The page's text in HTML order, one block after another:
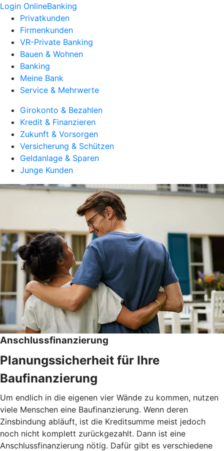
Login OnlineBanking
Privatkunden
Firmenkunden
VR-Private Banking
Bauen & Wohnen
Banking
Meine Bank
Service & Mehrwerte
Girokonto & Bezahlen
Kredit & Finanzieren
Zukunft & Vorsorgen
Versicherung & Schützen
Geldanlage & Sparen
Junge Kunden
Anschlussfinanzierung
Planungssicherheit für Ihre
Baufinanzierung
Um endlich in die eigenen vier Wände zu kommen, nutzen
viele Menschen eine Baufinanzierung. Wenn deren
Zinsbindung abläuft, ist die Kreditsumme meist jedoch
noch nicht komplett zurückgezahlt. Dann ist eine
Anschlussfinanzierung nötig. Dafür gibt es verschiedene